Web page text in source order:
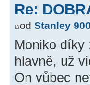
Re:
od Stanley 900
Moniko díky
hlavně, už
On vůbec